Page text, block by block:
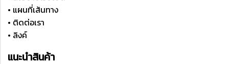
• แผนที่เส้นทาง
• ติดต่อเรา
• ลิงค์
แนะนำสินค้า